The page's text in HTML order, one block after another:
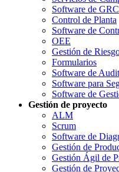
Software de GRC
Control de Planta
Software de
OEE
Gestión de
Formularios
Software de
Software para
Software de
Gestión de proyecto
ALM
Scrum
Software de
Gestión de
Gestión Ágil de
Gestión de